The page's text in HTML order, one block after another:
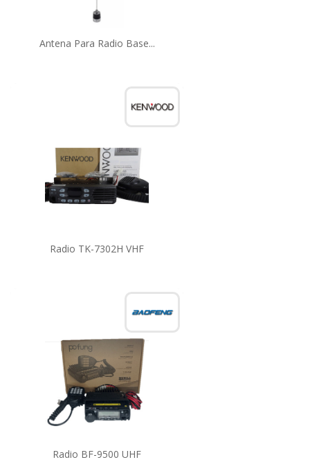
Antena Para Radio Base...
Radio TK-7302H VHF
Radio BF-9500 UHF